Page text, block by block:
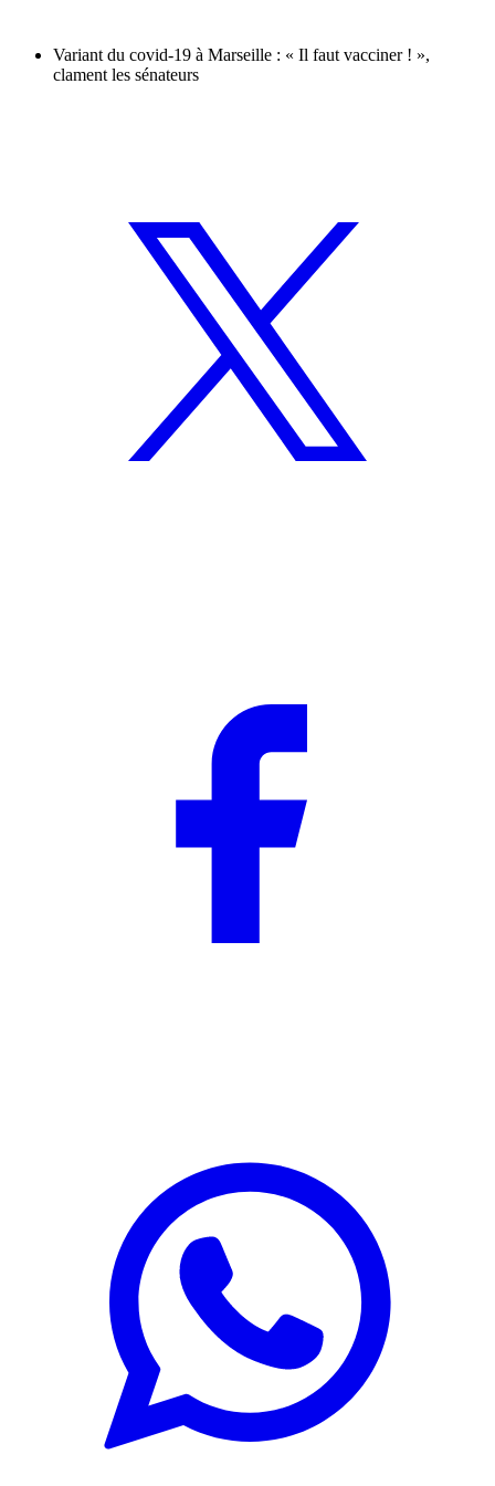
Variant du covid-19 à Marseille : « Il faut vacciner ! »,
clament les sénateurs